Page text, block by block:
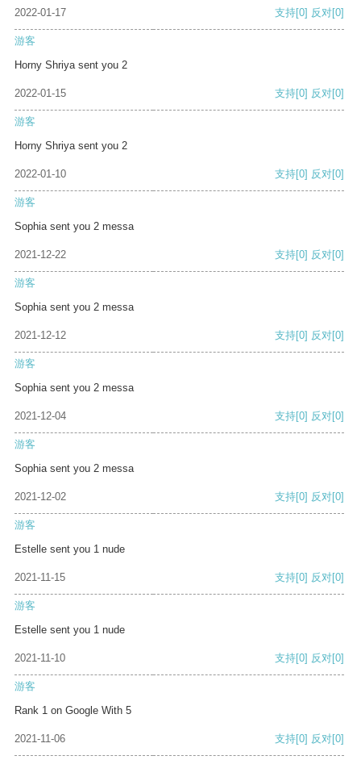
2022-01-17 支持[0] 反对[0]
游客
Horny Shriya sent you 2
2022-01-15 支持[0] 反对[0]
游客
Horny Shriya sent you 2
2022-01-10 支持[0] 反对[0]
游客
Sophia sent you 2 messa
2021-12-22 支持[0] 反对[0]
游客
Sophia sent you 2 messa
2021-12-12 支持[0] 反对[0]
游客
Sophia sent you 2 messa
2021-12-04 支持[0] 反对[0]
游客
Sophia sent you 2 messa
2021-12-02 支持[0] 反对[0]
游客
Estelle sent you 1 nude
2021-11-15 支持[0] 反对[0]
游客
Estelle sent you 1 nude
2021-11-10 支持[0] 反对[0]
游客
Rank 1 on Google With 5
2021-11-06 支持[0] 反对[0]